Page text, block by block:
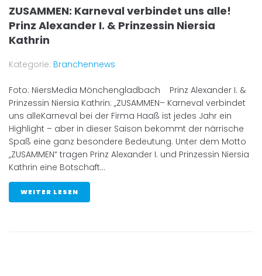
ZUSAMMEN: Karneval verbindet uns alle!
Prinz Alexander I. & Prinzessin Niersia
Kathrin
Kategorie: Branchennews
Foto: NiersMedia Mönchengladbach Prinz Alexander I. &
Prinzessin Niersia Kathrin: „ZUSAMMEN– Karneval verbindet
uns alleKarneval bei der Firma Haaß ist jedes Jahr ein
Highlight – aber in dieser Saison bekommt der närrische
Spaß eine ganz besondere Bedeutung. Unter dem Motto
„ZUSAMMEN“ tragen Prinz Alexander I. und Prinzessin Niersia
Kathrin eine Botschaft...
WEITER LESEN